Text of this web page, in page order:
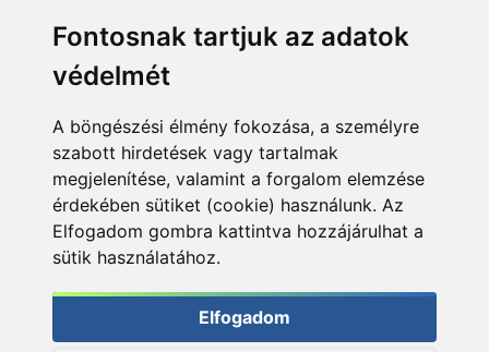
Fontosnak tartjuk az adatok
védelmét
A böngészési élmény fokozása, a személyre
szabott hirdetések vagy tartalmak
megjelenítése, valamint a forgalom elemzése
érdekében sütiket (cookie) használunk. Az
Elfogadom gombra kattintva hozzájárulhat a
sütik használatához.
Elfogadom